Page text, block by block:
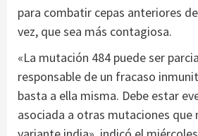
para combatir cepas anteriores
vez, que sea más contagiosa.
«La mutación 484 puede ser
responsable de un fracaso
basta a ella misma. Debe estar
asociada a otras mutaciones que